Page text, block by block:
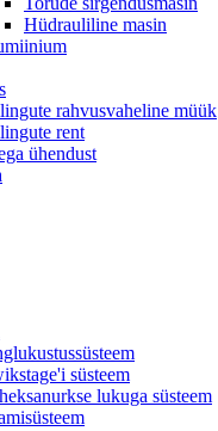
Hüdrauliline masin
rahvusvaheline müük
rent
ühendust
süsteem
lukuga süsteem